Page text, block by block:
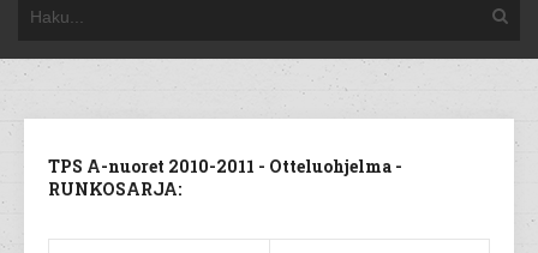
TPS A-nuoret 2010-2011 - Otteluohjelma -
RUNKOSARJA: